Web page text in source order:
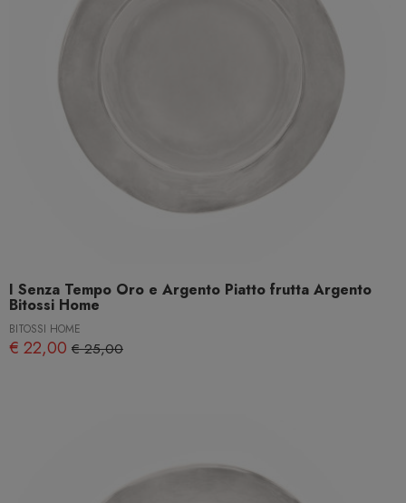
I Senza Tempo Oro e Argento Piatto frutta Argento
Bitossi Home
BITOSSI HOME
€ 22,00 € 25,00